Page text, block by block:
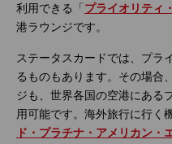
利用できる「 プライオリティ
港ラウンジです。
ステータスカードでは、プラ
るものもあります。その場合
ジも、世界各国の空港にある
用可能です。海外旅行に行く
ド・プラチナ・アメリカン・